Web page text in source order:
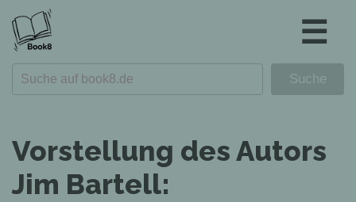
☰
Vorstellung des Autors
Jim Bartell: